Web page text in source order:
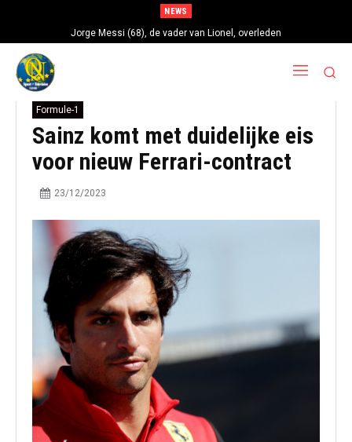
NEWS
Jorge Messi (68), de vader van Lionel, overleden
Formule-1
Sainz komt met duidelijke eis
voor nieuw Ferrari-contract
23/12/2023